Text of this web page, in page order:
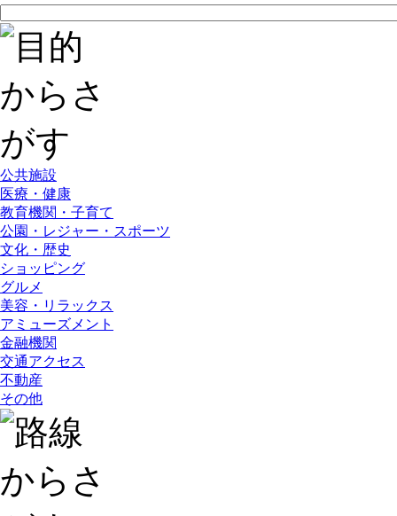
公共施設
医療・健康
教育機関・子育て
公園・レジャー・スポーツ
文化・歴史
ショッピング
グルメ
美容・リラックス
アミューズメント
金融機関
交通アクセス
不動産
その他